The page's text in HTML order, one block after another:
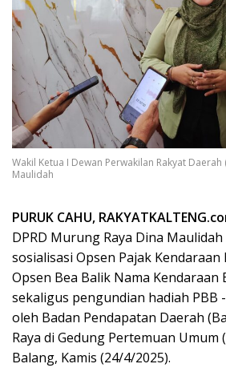
Wakil Ketua I Dewan Perwakilan Rakyat Daerah
Maulidah
PURUK CAHU,
DPRD Murung Raya Dina
sosialisasi Opsen Pajak
Opsen Bea Balik Nama Kendaraan
sekaligus pengundian hadiah PBB
oleh Badan Pendapatan Daerah
Raya di Gedung Pertemuan Umum
Balang, Kamis (24/4/2025).